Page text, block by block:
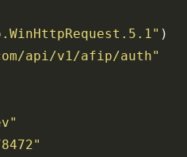
)
api/v1/afip/auth"